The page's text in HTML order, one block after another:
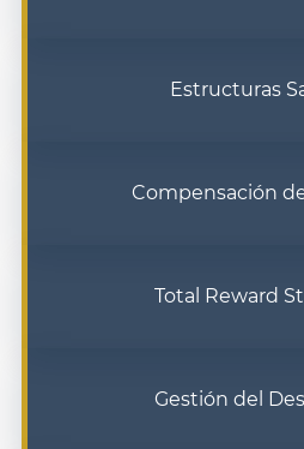
Estructuras
Compensación
Total Reward
Gestión del